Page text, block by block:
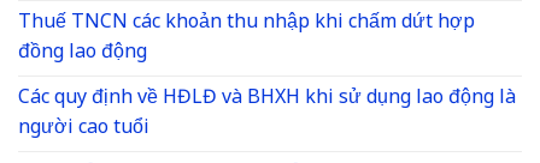
Thuế TNCN các khoản thu nhập khi chấm dứt hợp
đồng lao động
Các quy định về HĐLĐ và BHXH khi sử dụng lao động là
người cao tuổi